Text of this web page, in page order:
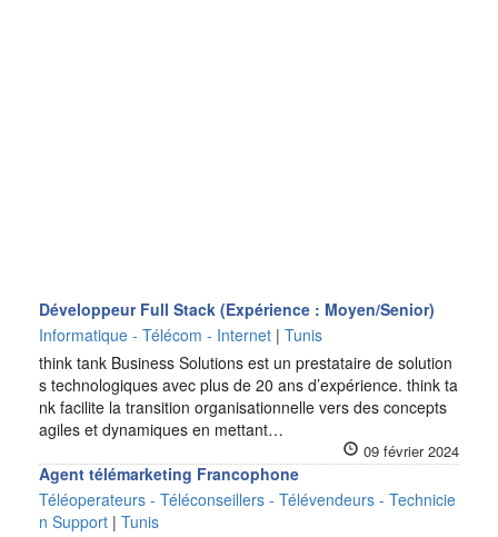
Développeur Full Stack (Expérience : Moyen/Senior)
Informatique - Télécom - Internet | Tunis
think tank Business Solutions est un prestataire de solution
s technologiques avec plus de 20 ans d’expérience. think ta
nk facilite la transition organisationnelle vers des concepts
agiles et dynamiques en mettant…
09 février 2024
Agent télémarketing Francophone
Téléoperateurs - Téléconseillers - Télévendeurs - Technicie
n Support | Tunis